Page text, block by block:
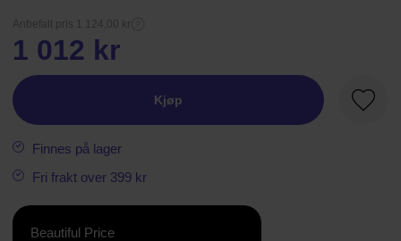
Anbefalt pris 1 124,00 kr
1 012 kr
Kjøp
Finnes på lager
Fri frakt over 399 kr
Beautiful Price